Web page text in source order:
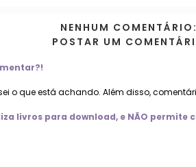
NENHUM COMENTÁRIO:
POSTAR UM
o que está achando. Além disso,
livros para download, e NÃO